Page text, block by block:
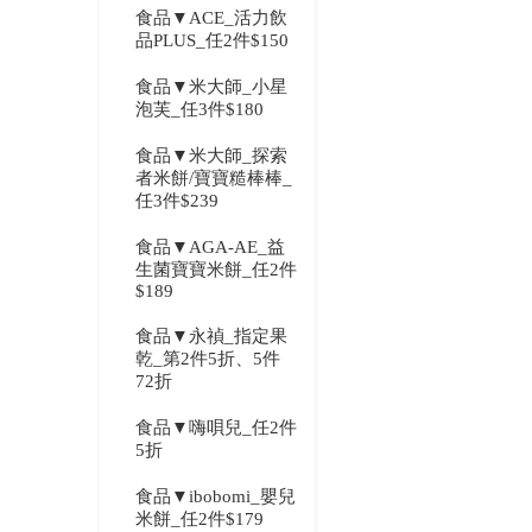
食品▼ACE_活力飲
品PLUS_任2件$150
食品▼米大師_小星
泡芙_任3件$180
食品▼米大師_探索
者米餅/寶寶糙棒棒_
任3件$239
食品▼AGA-AE_益
生菌寶寶米餅_任2件
$189
食品▼永禎_指定果
乾_第2件5折、5件
72折
食品▼嗨唄兒_任2件
5折
食品▼ibobomi_嬰兒
米餅_任2件$179